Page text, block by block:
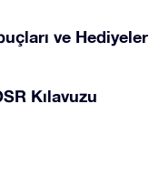
ve Hediyeler
Kılavuzu